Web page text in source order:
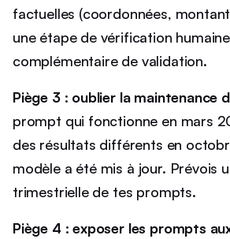
factuelles (coordonnées,
une étape de vérification
complémentaire de validation.
Piège 3 : oublier la maintenance
prompt qui fonctionne en mars
des résultats différents en
modèle a été mis à jour. Prévois
trimestrielle de tes prompts.
Piège 4 : exposer les prompts